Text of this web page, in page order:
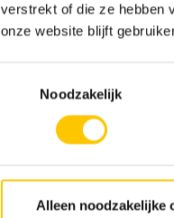
verstrekt of die ze hebben
onze website blijft
Noodzakelijk
Alleen noodzakelijke
Standaard kleuren